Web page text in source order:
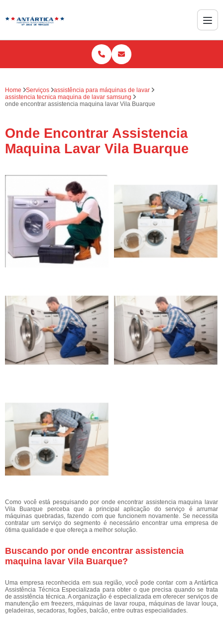
Home Serviços
assistência para máquinas de lavar
assistencia tecnica maquina de lavar samsung
onde encontrar assistencia maquina lavar Vila Buarque
Onde Encontrar Assistencia
Maquina Lavar Vila Buarque
Como você está pesquisando por onde encontrar assistencia maquina lavar
Vila Buarque perceba que a principal aplicação do serviço é arrumar
máquinas quebradas, fazendo com que funcionem novamente. Se necessita
contratar um serviço do segmento é necessário encontrar uma empresa de
ótima qualidade e que ofereça a melhor solução.
Buscando por onde encontrar assistencia
maquina lavar Vila Buarque?
Uma empresa reconhecida em sua região, você pode contar com a Antártica
Assistência Técnica Especializada para obter o que precisa quando se trata
de assistência técnica. A organização é especializada em oferecer serviços de
manutenção em freezers, máquinas de lavar roupa, máquinas de lavar louça,
geladeiras, secadoras, fogões, balcão, entre outras especialidades.